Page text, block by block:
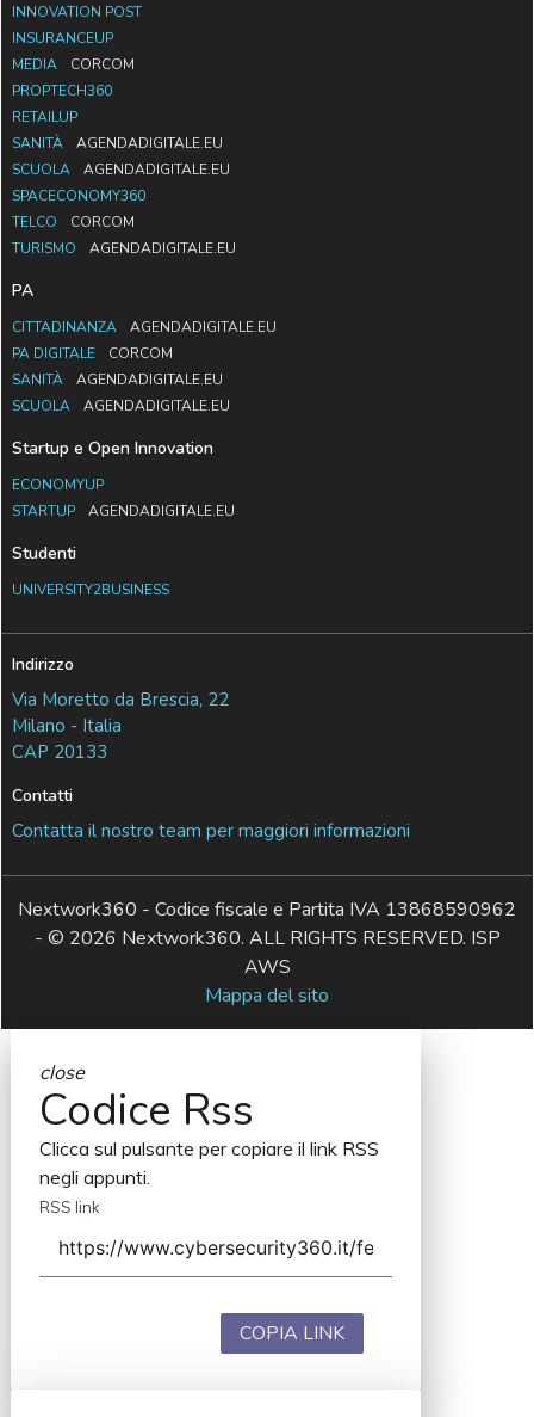
INNOVATION POST
INSURANCEUP
MEDIA
CORCOM
PROPTECH360
RETAILUP
SANITÀ
AGENDADIGITALE.EU
SCUOLA
AGENDADIGITALE.EU
SPACECONOMY360
TELCO
CORCOM
TURISMO
AGENDADIGITALE.EU
PA
CITTADINANZA
AGENDADIGITALE.EU
PA DIGITALE
CORCOM
SANITÀ
AGENDADIGITALE.EU
SCUOLA
AGENDADIGITALE.EU
Startup e Open Innovation
ECONOMYUP
STARTUP
AGENDADIGITALE.EU
Studenti
UNIVERSITY2BUSINESS
Indirizzo
Via Moretto da Brescia, 22
Milano - Italia
CAP 20133
Contatti
Contatta il nostro team per maggiori informazioni
Nextwork360 - Codice fiscale e Partita IVA 13868590962
- © 2026 Nextwork360. ALL RIGHTS RESERVED. ISP
AWS
Mappa del sito
close
Codice Rss
Clicca sul pulsante per copiare il link RSS
negli appunti.
RSS link
COPIA LINK